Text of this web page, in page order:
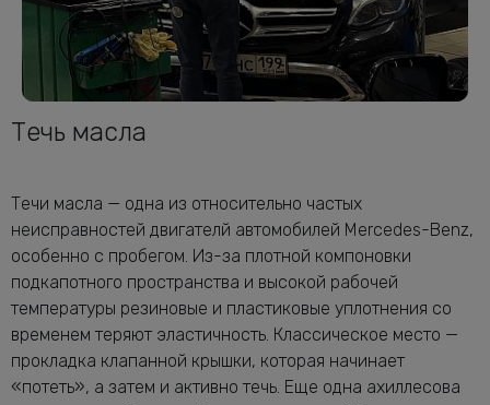
Течь масла
Течи масла — одна из относительно частых
неисправностей двигателй автомобилей Mercedes-Benz,
особенно с пробегом. Из-за плотной компоновки
подкапотного пространства и высокой рабочей
температуры резиновые и пластиковые уплотнения со
временем теряют эластичность. Классическое место —
прокладка клапанной крышки, которая начинает
«потеть», а затем и активно течь. Еще одна ахиллесова